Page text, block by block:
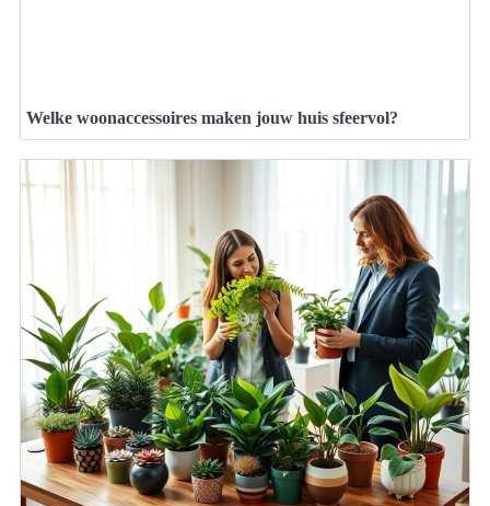
Welke woonaccessoires maken jouw huis sfeervol?